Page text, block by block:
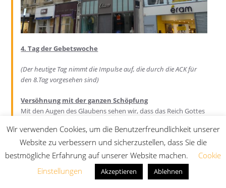
4. Tag der Gebetswoche
(Der heutige Tag nimmt die Impulse auf, die durch die ACK für
den 8.Tag vorgesehen sind)
Versöhnung mit der ganzen Schöpfung
Mit den Augen des Glaubens sehen wir, dass das Reich Gottes
manchmal kaum sichtbar – wie ein Senfkorn (Markus 4, 30-32).
Gott möchte uns ermutigenzum Engagement mit anderen
Menschen für Gerechtigkeit, Frieden und die Bewahrung der
Wir verwenden Cookies, um die Benutzerfreundlichkeit unserer
Website zu verbessern und sicherzustellen, dass Sie die
bestmögliche Erfahrung auf unserer Website machen.
Cookie
Einstellungen
Akzeptieren Ablehnen